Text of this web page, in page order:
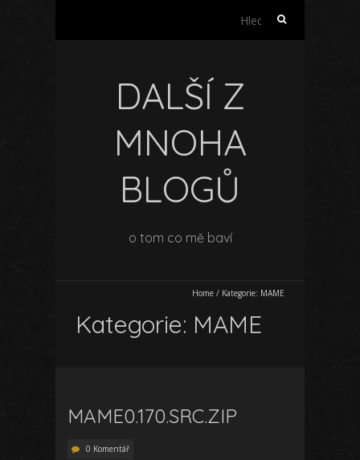
Vyhledávání
DALŠÍ Z
MNOHA
BLOGŮ
o tom co mě baví
Home / Kategorie: MAME
Kategorie: MAME
MAME0.170.SRC.ZIP
0 Komentář